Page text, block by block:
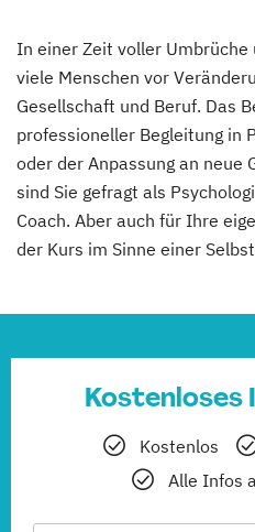
In einer Zeit voller
viele Menschen vor
Gesellschaft und Beruf. Das
professioneller Begleitung in
oder der Anpassung an neue
sind Sie gefragt als
Coach. Aber auch für Ihre
der Kurs im Sinne einer
Kostenlos
Alle Infos